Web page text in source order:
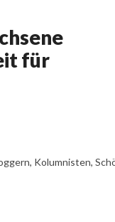
für
Kolumnisten,